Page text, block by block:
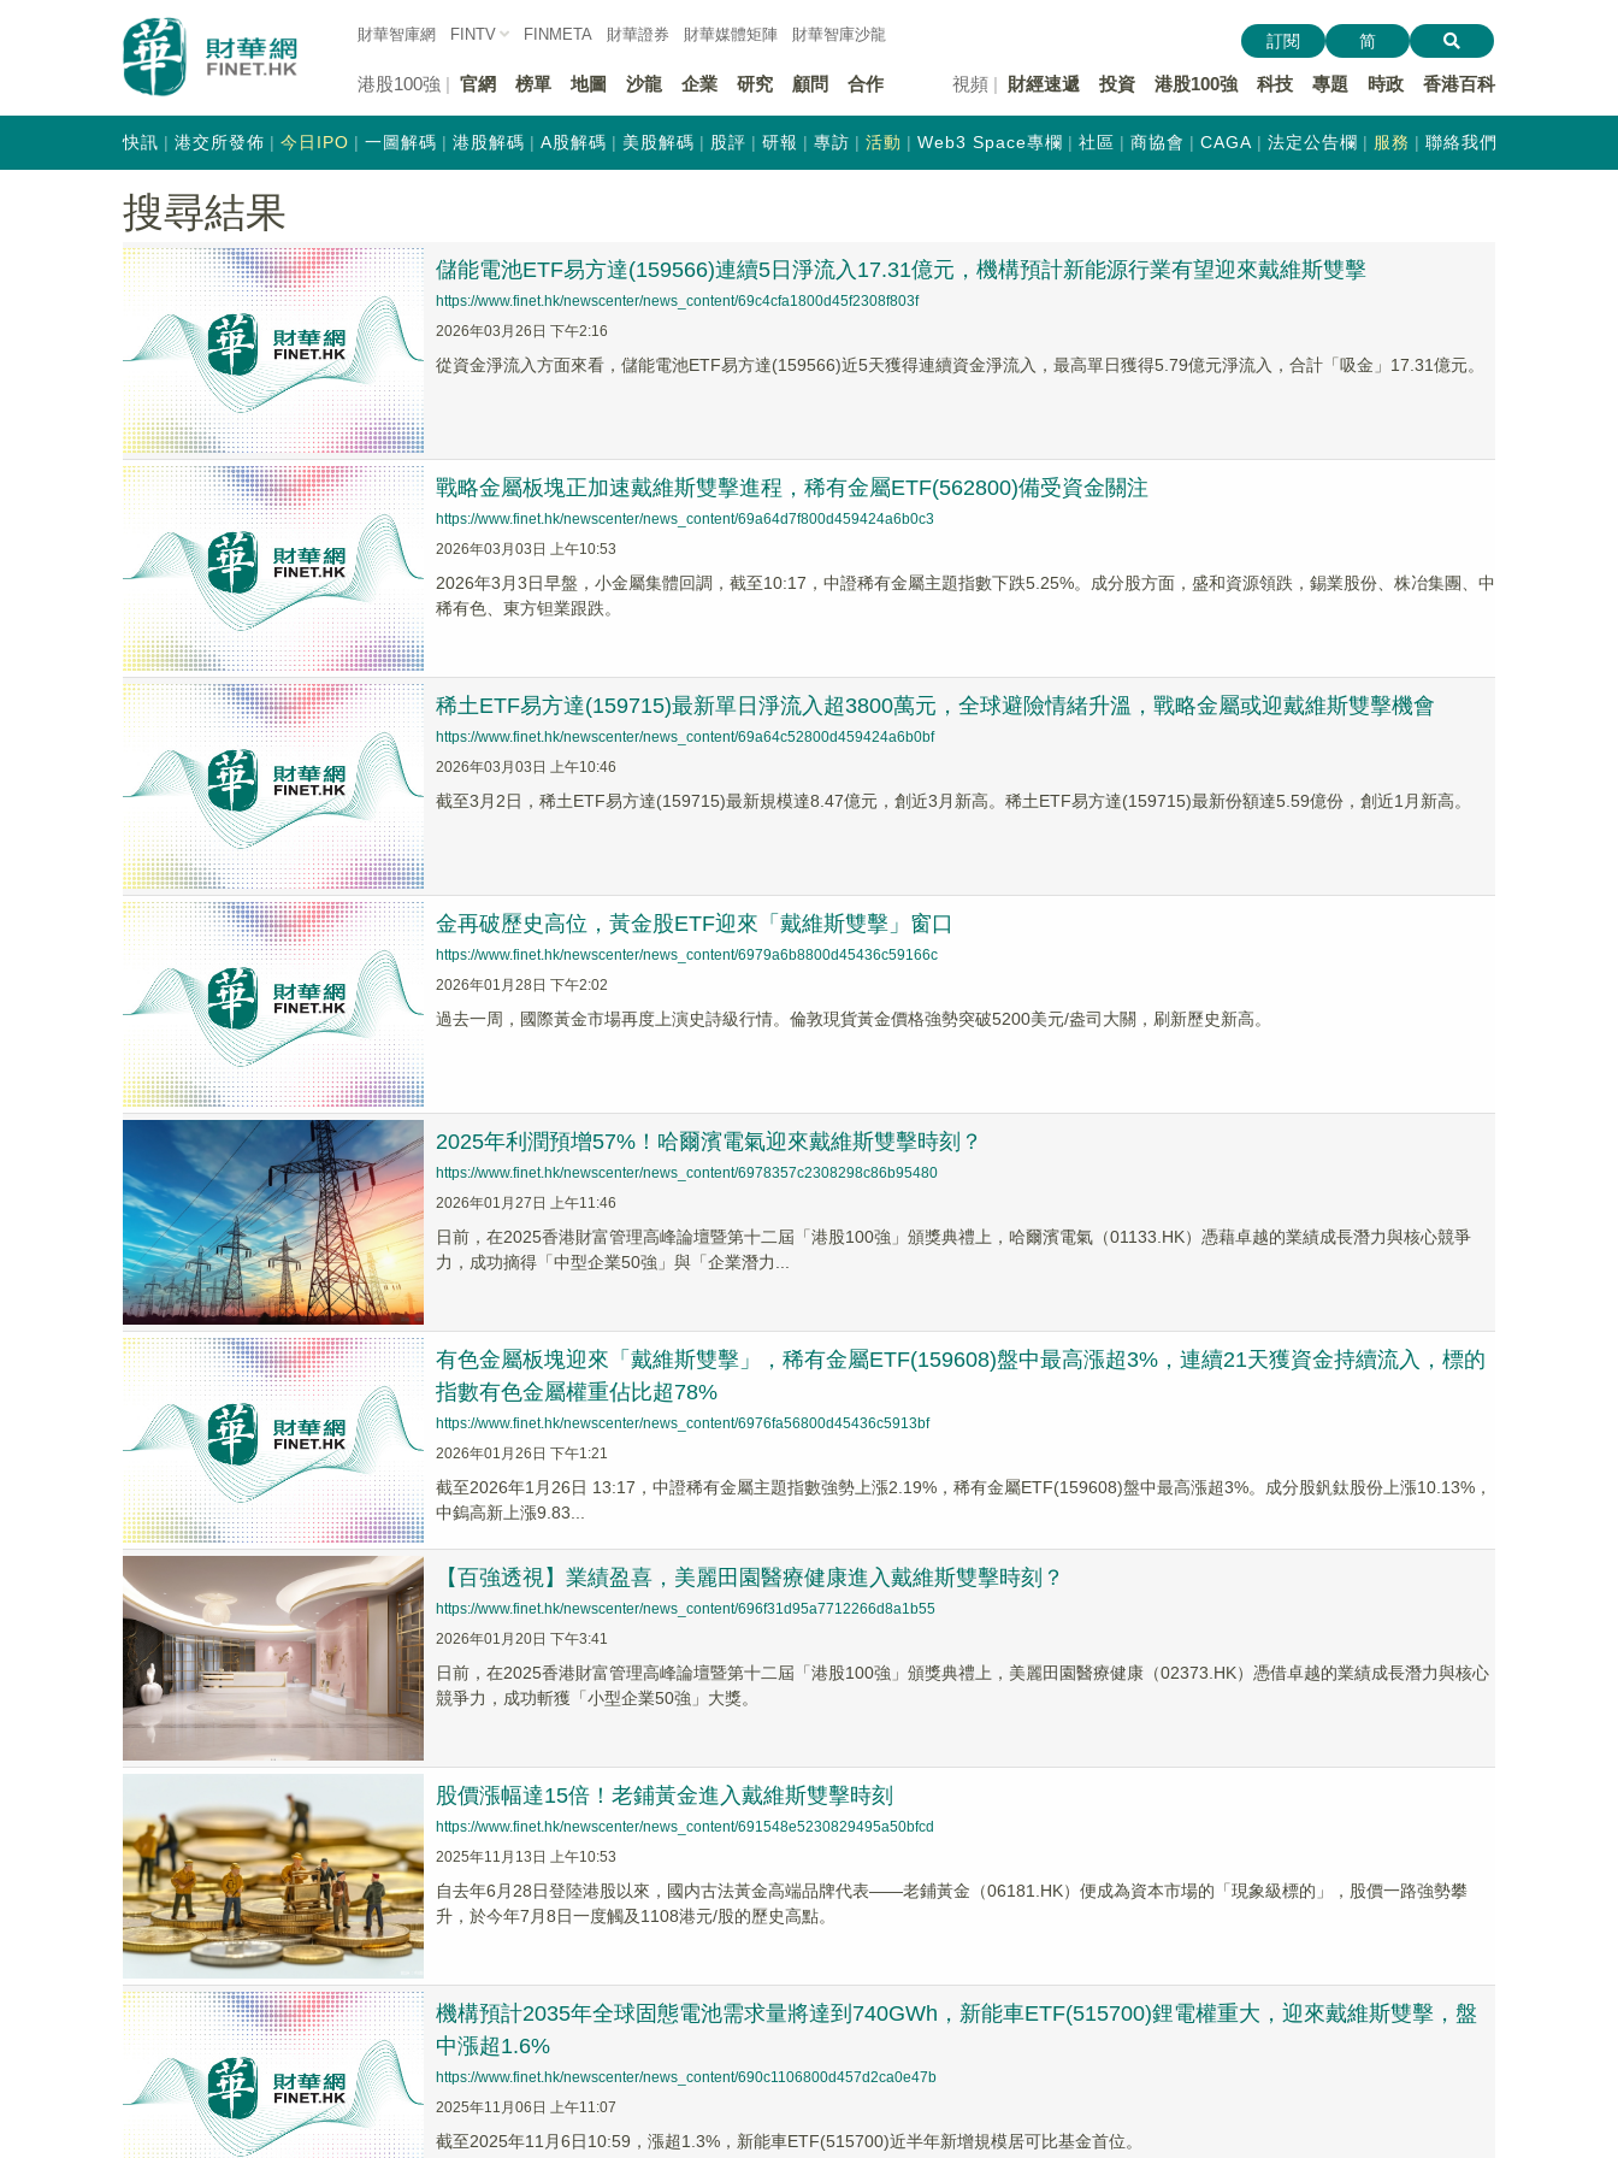
財華智庫網 FINTV FINMETA 財華證券 財華媒體矩陣 財華智庫沙龍
港股100強 官網 榜單 地圖 沙龍 企業 研究 顧問 合作 視頻 財經速遞 投資 港股100強 科技 專題 時政 香港百科
訂閱 简
快訊 港交所發佈 今日IPO 一圖解碼 港股解碼 A股解碼 美股解碼 股評 研報 專訪 活動 Web3 Space專欄 社區 商協會 CAGA 法定公告欄 服務 聯絡我們
搜尋結果
儲能電池ETF易方達(159566)連續5日淨流入17.31億元，機構預計新能源行業有望迎來戴維斯雙擊
https://www.finet.hk/newscenter/news_content/69c4cfa1800d45f2308f803f
2026年03月26日 下午2:16
從資金淨流入方面來看，儲能電池ETF易方達(159566)近5天獲得連續資金淨流入，最高單日獲得5.79億元淨流入，合計「吸金」17.31億元。
戰略金屬板塊正加速戴維斯雙擊進程，稀有金屬ETF(562800)備受資金關注
https://www.finet.hk/newscenter/news_content/69a64d7f800d459424a6b0c3
2026年03月03日 上午10:53
2026年3月3日早盤，小金屬集體回調，截至10:17，中證稀有金屬主題指數下跌5.25%。成分股方面，盛和資源領跌，錫業股份、株冶集團、中
稀有色、東方钽業跟跌。
稀土ETF易方達(159715)最新單日淨流入超3800萬元，全球避險情緒升溫，戰略金屬或迎戴維斯雙擊機會
https://www.finet.hk/newscenter/news_content/69a64c52800d459424a6b0bf
2026年03月03日 上午10:46
截至3月2日，稀土ETF易方達(159715)最新規模達8.47億元，創近3月新高。稀土ETF易方達(159715)最新份額達5.59億份，創近1月新高。
金再破歷史高位，黃金股ETF迎來「戴維斯雙擊」窗口
https://www.finet.hk/newscenter/news_content/6979a6b8800d45436c59166c
2026年01月28日 下午2:02
過去一周，國際黃金市場再度上演史詩級行情。倫敦現貨黃金價格強勢突破5200美元/盎司大關，刷新歷史新高。
2025年利潤預增57%！哈爾濱電氣迎來戴維斯雙擊時刻？
https://www.finet.hk/newscenter/news_content/6978357c2308298c86b95480
2026年01月27日 上午11:46
日前，在2025香港財富管理高峰論壇暨第十二屆「港股100強」頒獎典禮上，哈爾濱電氣（01133.HK）憑藉卓越的業績成長潛力與核心競爭
力，成功摘得「中型企業50強」與「企業潛力...
有色金屬板塊迎來「戴維斯雙擊」，稀有金屬ETF(159608)盤中最高漲超3%，連續21天獲資金持續流入，標的
指數有色金屬權重佔比超78%
https://www.finet.hk/newscenter/news_content/6976fa56800d45436c5913bf
2026年01月26日 下午1:21
截至2026年1月26日 13:17，中證稀有金屬主題指數強勢上漲2.19%，稀有金屬ETF(159608)盤中最高漲超3%。成分股釩鈦股份上漲10.13%，
中鎢高新上漲9.83...
【百強透視】業績盈喜，美麗田園醫療健康進入戴維斯雙擊時刻？
https://www.finet.hk/newscenter/news_content/696f31d95a7712266d8a1b55
2026年01月20日 下午3:41
日前，在2025香港財富管理高峰論壇暨第十二屆「港股100強」頒獎典禮上，美麗田園醫療健康（02373.HK）憑借卓越的業績成長潛力與核心
競爭力，成功斬獲「小型企業50強」大獎。
股價漲幅達15倍！老鋪黃金進入戴維斯雙擊時刻
https://www.finet.hk/newscenter/news_content/691548e5230829495a50bfcd
2025年11月13日 上午10:53
自去年6月28日登陸港股以來，國内古法黃金高端品牌代表——老鋪黃金（06181.HK）便成為資本市場的「現象級標的」，股價一路強勢攀
升，於今年7月8日一度觸及1108港元/股的歷史高點。
機構預計2035年全球固態電池需求量將達到740GWh，新能車ETF(515700)鋰電權重大，迎來戴維斯雙擊，盤
中漲超1.6%
https://www.finet.hk/newscenter/news_content/690c1106800d457d2ca0e47b
2025年11月06日 上午11:07
截至2025年11月6日10:59，漲超1.3%，新能車ETF(515700)近半年新增規模居可比基金首位。